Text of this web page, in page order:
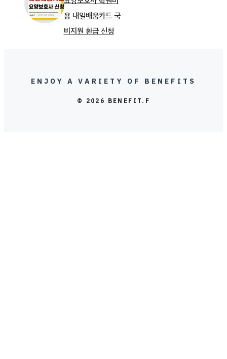
용 내일배움카드 국
비지원 환급 신청
ENJOY A VARIETY OF BENEFITS
© 2026 BENEFIT.F